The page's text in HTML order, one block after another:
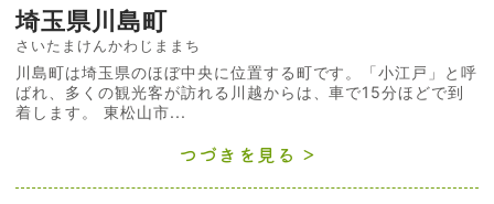
埼玉県川島町
さいたまけんかわじままち
川島町は埼玉県のほぼ中央に位置する町です。「小江戸」と呼
ばれ、多くの観光客が訪れる川越からは、車で15分ほどで到
着します。 東松山市...
つづきを見る